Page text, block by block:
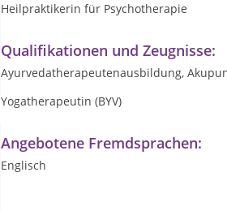
Heilpraktikerin für Psychotherapie
Qualifikationen und Zeugnisse:
Ayurvedatherapeutenausbildung,
Yogatherapeutin (BYV)
Angebotene Fremdsprachen:
Englisch